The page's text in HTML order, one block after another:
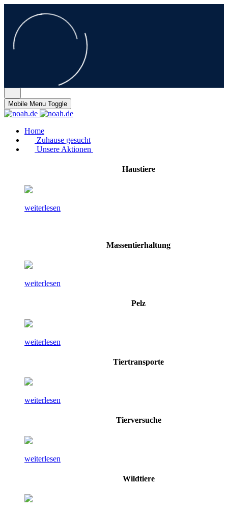
Mobile Menu Toggle
Home
Zuhause gesucht
Unsere Aktionen
Haustiere
weiterlesen
Massentierhaltung
weiterlesen
Pelz
weiterlesen
Tiertransporte
weiterlesen
Tierversuche
weiterlesen
Wildtiere